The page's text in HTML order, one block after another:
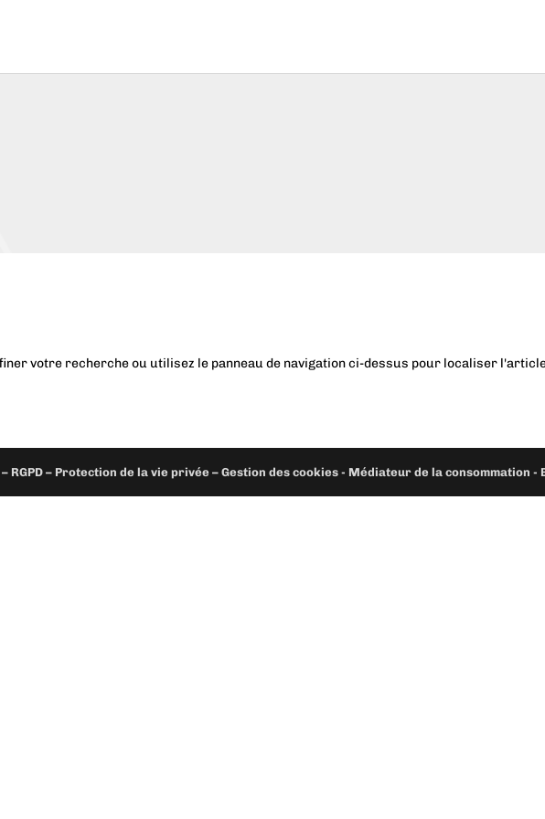
votre recherche ou utilisez le panneau de navigation ci-dessus pour localiser
RGPD – Protection de la vie privée – Gestion des cookies - Médiateur de la consommation -